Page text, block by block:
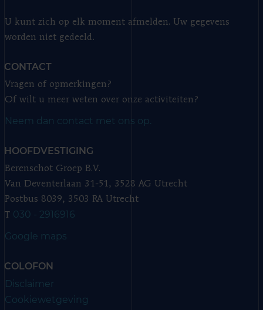
U kunt zich op elk moment afmelden. Uw gegevens
worden niet gedeeld.
CONTACT
Vragen of opmerkingen?
Of wilt u meer weten over onze activiteiten?
Neem dan contact met ons op.
HOOFDVESTIGING
Berenschot Groep B.V.
Van Deventerlaan 31-51, 3528 AG Utrecht
Postbus 8039, 3503 RA Utrecht
T 030 - 2916916
Google maps
COLOFON
Disclaimer
Cookiewetgeving